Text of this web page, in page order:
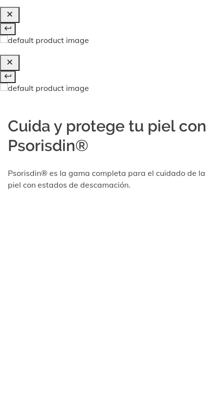
Cuida y protege tu piel con
Psorisdin®
Psorisdin® es la gama completa para el cuidado de la
piel con estados de descamación.